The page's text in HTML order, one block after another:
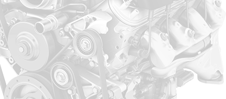
spécialiste de la pièce